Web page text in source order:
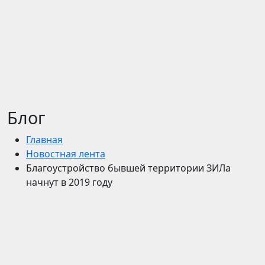
Блог
Главная
Новостная лента
Благоустройство бывшей территории ЗИЛа
начнут в 2019 году